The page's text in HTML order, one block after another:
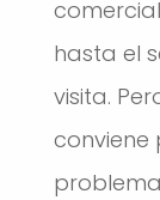
hasta el
visita.
conviene